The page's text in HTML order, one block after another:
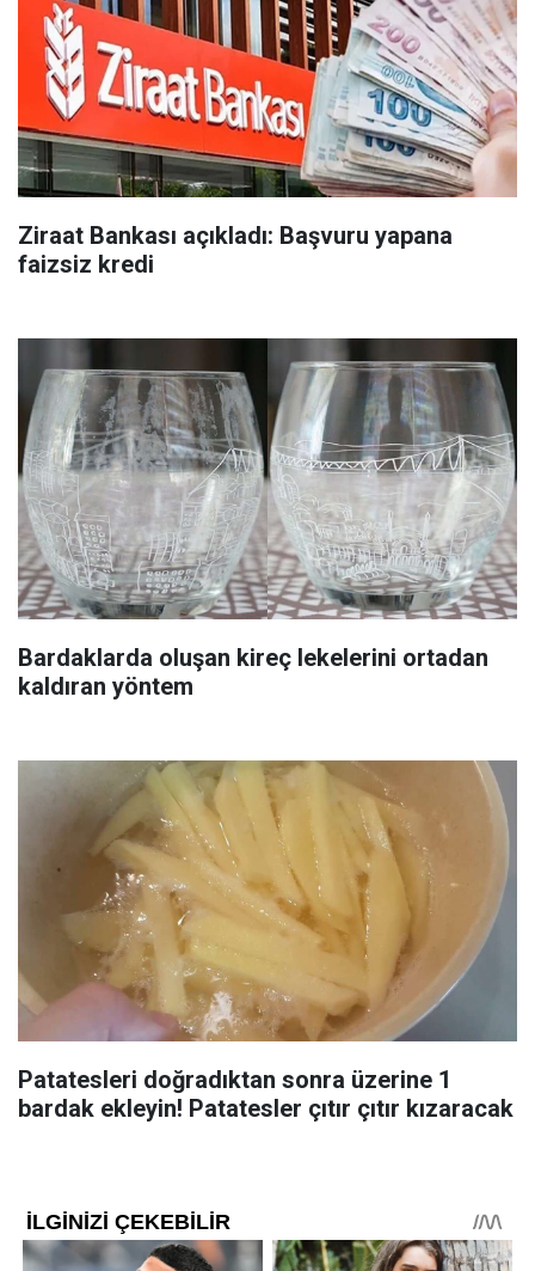
Ziraat Bankası açıkladı: Başvuru yapana
faizsiz kredi
Bardaklarda oluşan kireç lekelerini ortadan
kaldıran yöntem
Patatesleri doğradıktan sonra üzerine 1
bardak ekleyin! Patatesler çıtır çıtır kızaracak